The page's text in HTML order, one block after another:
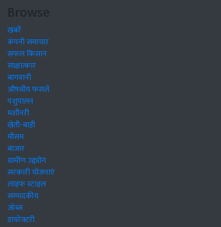
Browse
खबरें
कंपनी समाचार
सफल किसान
साक्षात्कार
बागवानी
औषधीय फसलें
पशुपालन
मशीनरी
खेती-बाड़ी
मौसम
बाजार
ग्रामीण उद्द्योग
सरकारी योजनाएं
लाइफ स्टाइल
सम्पादकीय
जॉब्स
डायरेक्टरी